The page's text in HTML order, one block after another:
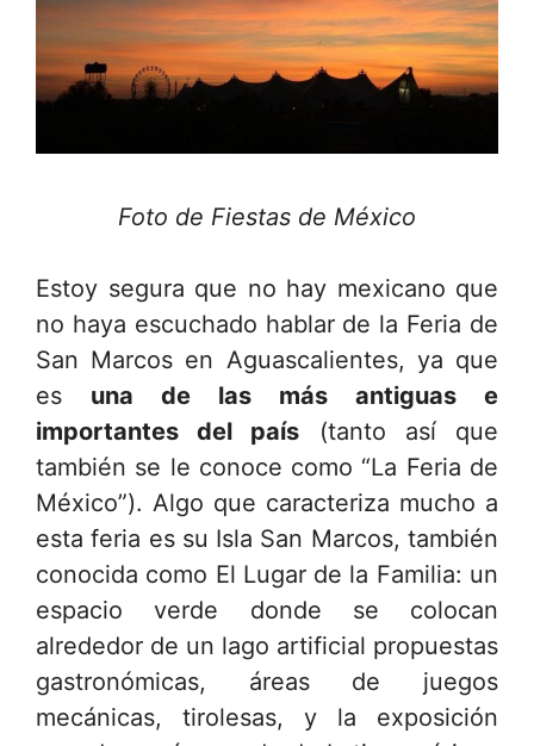
Foto de Fiestas de México
Estoy segura que no hay mexicano que
no haya escuchado hablar de la Feria de
San Marcos en Aguascalientes, ya que
es una de las más antiguas e
importantes del país (tanto así que
también se le conoce como “La Feria de
México”). Algo que caracteriza mucho a
esta feria es su Isla San Marcos, también
conocida como El Lugar de la Familia: un
espacio verde donde se colocan
alrededor de un lago artificial propuestas
gastronómicas, áreas de juegos
mecánicas, tirolesas, y la exposición